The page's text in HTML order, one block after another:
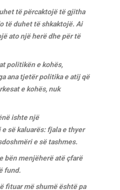
të përcaktojë të gjitha
të duhet të shkaktojë. Ai
ato një herë dhe për të
politikën e kohës,
ana tjetër politika e atij që
e kohës, nuk
ishte një
së kaluarës: fjala e thyer
e së tashmes.
bën menjëherë atë çfarë
fund.
fituar më shumë është pa